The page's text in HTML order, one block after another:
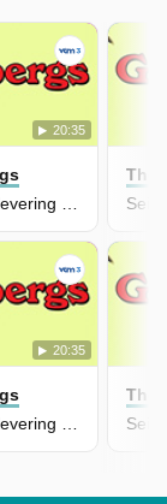
20:35
Seizoen 4, Aflevering 14 - The Spencer's Gift
20:35
The
The